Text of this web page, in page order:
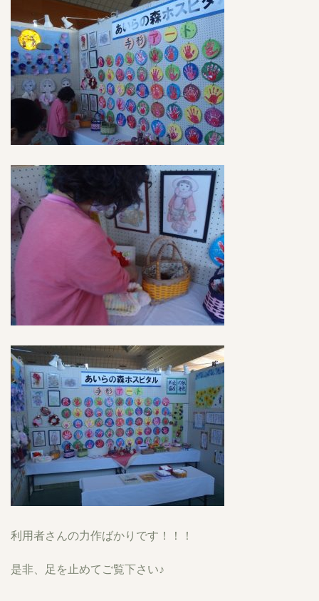
利用者さんの力作ばかりです！！！
是非、足を止めてご覧下さい♪